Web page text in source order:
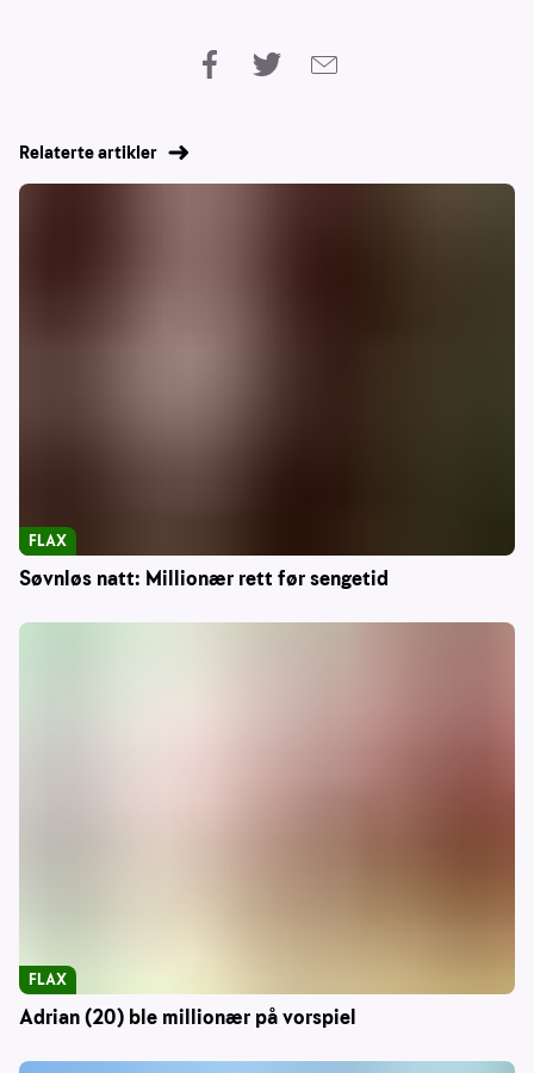
Relaterte artikler
Søvnløs natt: Millionær rett før sengetid
FLAX
Adrian (20) ble millionær på vorspiel
FLAX